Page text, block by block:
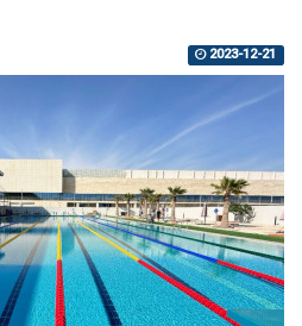
2023-12-21